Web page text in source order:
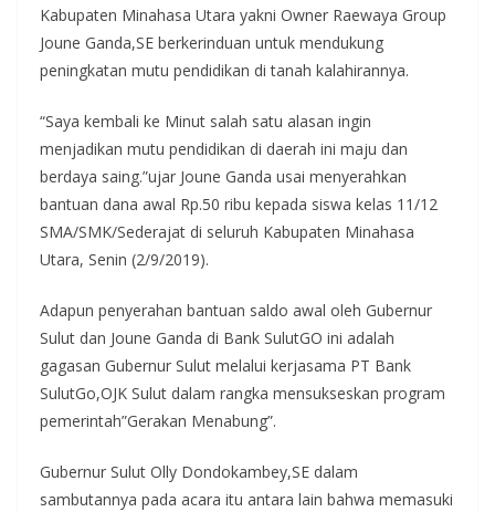
Kabupaten Minahasa Utara yakni Owner Raewaya Group
Joune Ganda,SE berkerinduan untuk mendukung
peningkatan mutu pendidikan di tanah kalahirannya.
“Saya kembali ke Minut salah satu alasan ingin
menjadikan mutu pendidikan di daerah ini maju dan
berdaya saing.”ujar Joune Ganda usai menyerahkan
bantuan dana awal Rp.50 ribu kepada siswa kelas 11/12
SMA/SMK/Sederajat di seluruh Kabupaten Minahasa
Utara, Senin (2/9/2019).
Adapun penyerahan bantuan saldo awal oleh Gubernur
Sulut dan Joune Ganda di Bank SulutGO ini adalah
gagasan Gubernur Sulut melalui kerjasama PT Bank
SulutGo,OJK Sulut dalam rangka mensukseskan program
pemerintah”Gerakan Menabung”.
Gubernur Sulut Olly Dondokambey,SE dalam
sambutannya pada acara itu antara lain bahwa memasuki